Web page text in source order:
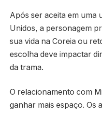
Após ser aceita em uma
Unidos, a personagem
sua vida na Coreia ou
escolha deve impactar
da trama.
O relacionamento com
ganhar mais espaço. Os